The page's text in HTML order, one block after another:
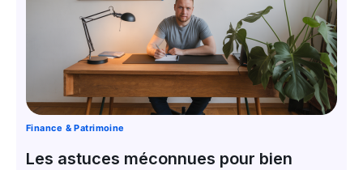
Finance & Patrimoine
Les astuces méconnues pour bien